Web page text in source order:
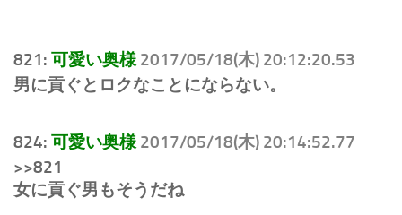
821: 可愛い奥様 2017/05/18(木) 20:12:20.53
男に貢ぐとロクなことにならない。
824: 可愛い奥様 2017/05/18(木) 20:14:52.77
>>821
女に貢ぐ男もそうだね